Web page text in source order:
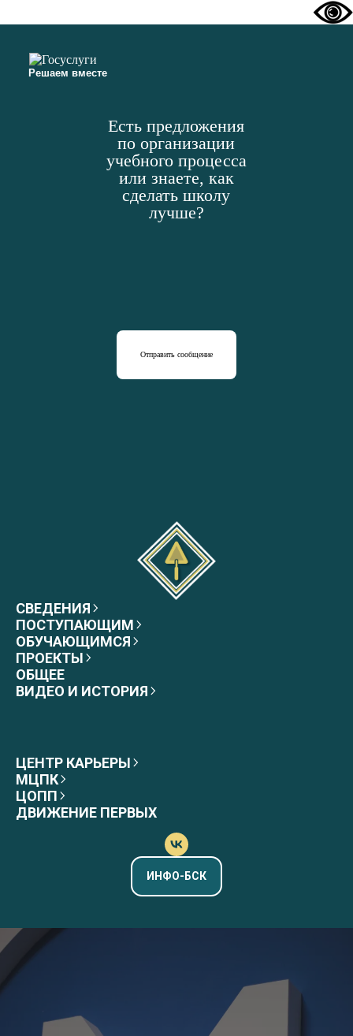
Решаем вместе
Есть предложения
по организации
учебного процесса
или знаете, как
сделать школу
лучше?
Отправить сообщение
СВЕДЕНИЯ
ПОСТУПАЮЩИМ
ОБУЧАЮЩИМСЯ
ПРОЕКТЫ
ОБЩЕЕ
ВИДЕО И ИСТОРИЯ
ЦЕНТР КАРЬЕРЫ
МЦПК
ЦОПП
ДВИЖЕНИЕ ПЕРВЫХ
ИНФО-БСК